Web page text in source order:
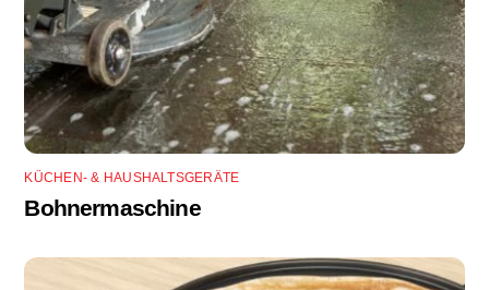
KÜCHEN- & HAUSHALTSGERÄTE
Bohnermaschine